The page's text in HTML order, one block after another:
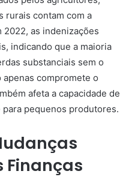
rurais contam com a
2022, as indenizações
indicando que a maioria
substanciais sem o
compromete o
afeta a capacidade de
pequenos produtores.
Finanças